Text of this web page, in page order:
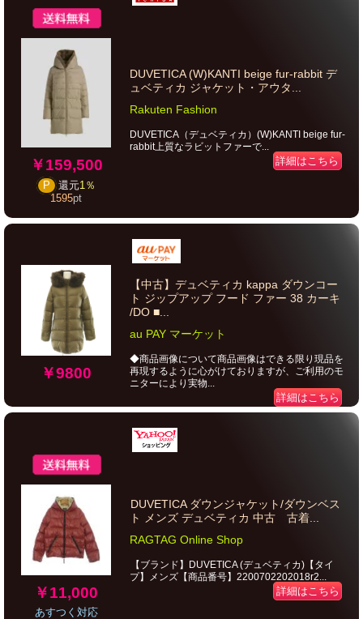
￥159,500
P 還元1％
1595pt
DUVETICA (W)KANTI beige fur-rabbit デ
ュベティカ ジャケット・アウタ...
Rakuten Fashion
DUVETICA（デュベティカ）(W)KANTI beige fur-
rabbit上質なラビットファーで...
詳細はこちら
￥9800
【中古】デュベティカ kappa ダウンコー
ト ジップアップ フード ファー 38 カーキ
/DO ■...
au PAY マーケット
◆商品画像について商品画像はできる限り現品を
再現するように心がけておりますが、ご利用のモ
ニターにより実物...
詳細はこちら
￥11,000
あすつく対応
DUVETICA ダウンジャケット/ダウンベス
ト メンズ デュベティカ 中古 古着...
RAGTAG Online Shop
【ブランド】DUVETICA (デュベティカ)【タイ
プ】メンズ【商品番号】2200702202018r2...
詳細はこちら